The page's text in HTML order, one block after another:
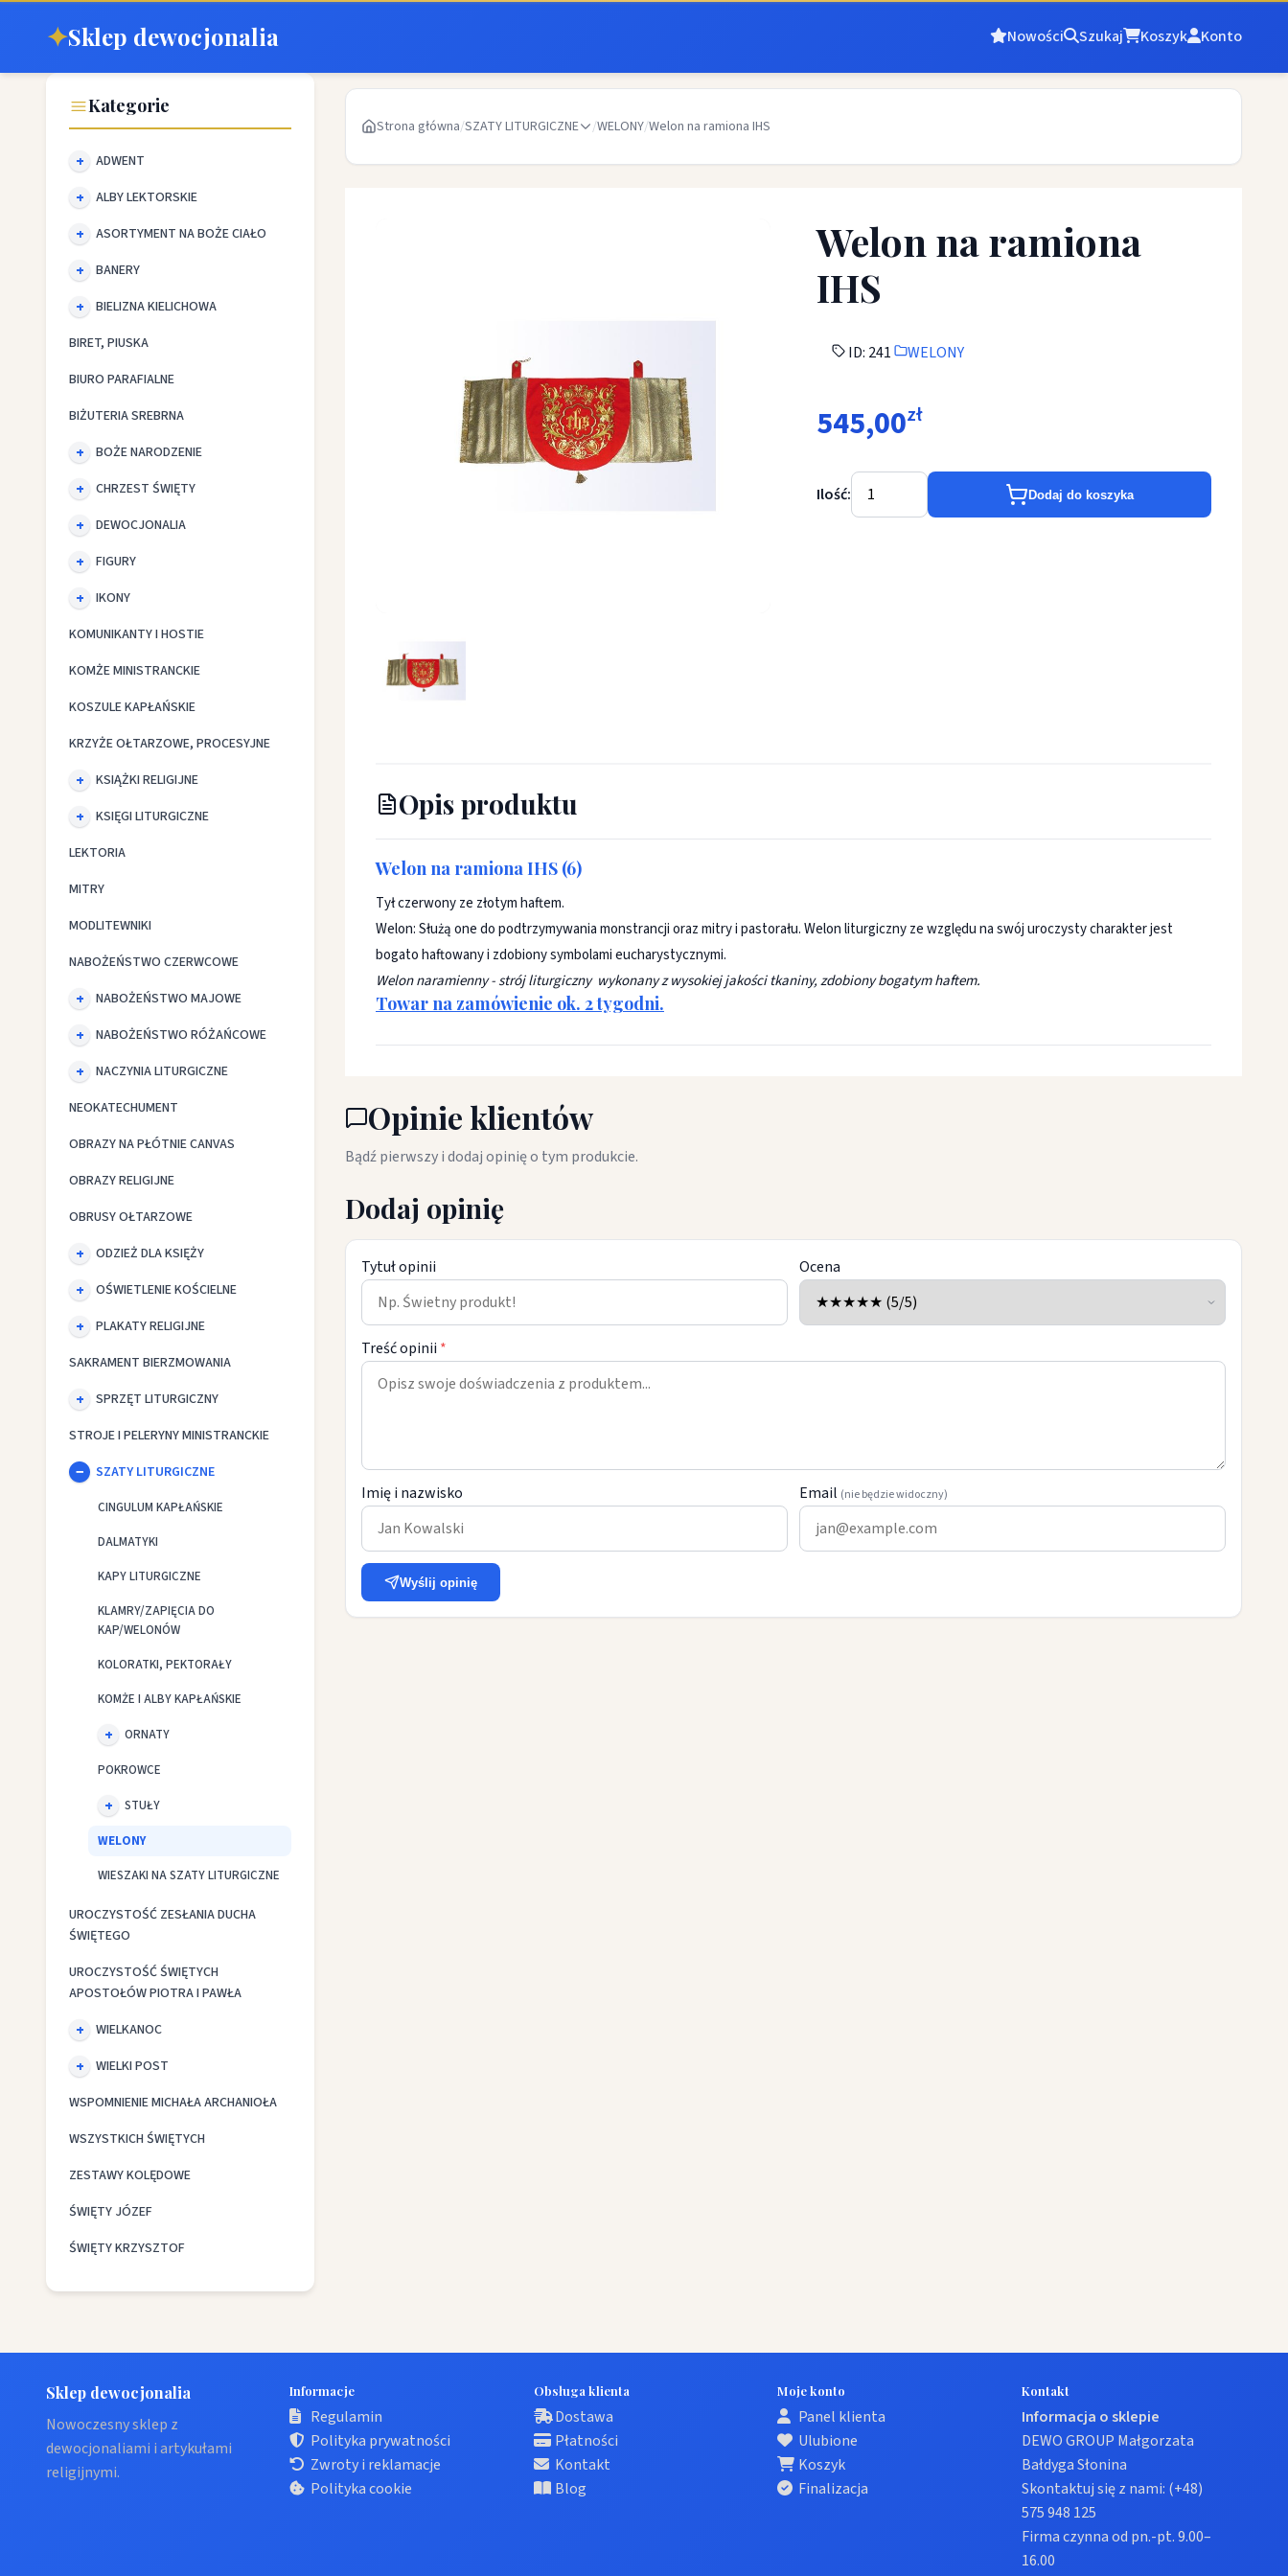
✦Sklep dewocjonalia Nowości Szukaj Koszyk Konto
Kategorie
ADWENT
ALBY LEKTORSKIE
ASORTYMENT NA BOŻE CIAŁO
BANERY
BIELIZNA KIELICHOWA
BIRET, PIUSKA
BIURO PARAFIALNE
BIŻUTERIA SREBRNA
BOŻE NARODZENIE
CHRZEST ŚWIĘTY
DEWOCJONALIA
FIGURY
IKONY
KOMUNIKANTY I HOSTIE
KOMŻE MINISTRANCKIE
KOSZULE KAPŁAŃSKIE
KRZYŻE OŁTARZOWE, PROCESYJNE
KSIĄŻKI RELIGIJNE
KSIĘGI LITURGICZNE
LEKTORIA
MITRY
MODLITEWNIKI
NABOŻEŃSTWO CZERWCOWE
NABOŻEŃSTWO MAJOWE
NABOŻEŃSTWO RÓŻAŃCOWE
NACZYNIA LITURGICZNE
NEOKATECHUMENT
OBRAZY NA PŁÓTNIE CANVAS
OBRAZY RELIGIJNE
OBRUSY OŁTARZOWE
ODZIEŻ DLA KSIĘŻY
OŚWIETLENIE KOŚCIELNE
PLAKATY RELIGIJNE
SAKRAMENT BIERZMOWANIA
SPRZĘT LITURGICZNY
STROJE I PELERYNY MINISTRANCKIE
SZATY LITURGICZNE
CINGULUM KAPŁAŃSKIE
DALMATYKI
KAPY LITURGICZNE
KLAMRY/ZAPIĘCIA DO
KAP/WELONÓW
KOLORATKI, PEKTORAŁY
KOMŻE I ALBY KAPŁAŃSKIE
ORNATY
POKROWCE
STUŁY
WELONY
WIESZAKI NA SZATY LITURGICZNE
UROCZYSTOŚĆ ZESŁANIA DUCHA
ŚWIĘTEGO
UROCZYSTOŚĆ ŚWIĘTYCH
APOSTOŁÓW PIOTRA I PAWŁA
WIELKANOC
WIELKI POST
WSPOMNIENIE MICHAŁA ARCHANIOŁA
WSZYSTKICH ŚWIĘTYCH
ZESTAWY KOLĘDOWE
ŚWIĘTY JÓZEF
ŚWIĘTY KRZYSZTOF
Strona główna/SZATY LITURGICZNE /WELONY/Welon na ramiona IHS
Welon na ramiona
IHS
ID: 241 WELONY
545,00zł
Ilość: Dodaj do koszyka
Opis produktu
Welon na ramiona IHS (6)
Tył czerwony ze złotym haftem.
Welon: Służą one do podtrzymywania monstrancji oraz mitry i pastorału. Welon liturgiczny ze względu na swój uroczysty charakter jest
bogato haftowany i zdobiony symbolami eucharystycznymi.
Welon naramienny - strój liturgiczny wykonany z wysokiej jakości tkaniny, zdobiony bogatym haftem.
Towar na zamówienie ok. 2 tygodni.
Opinie klientów
Bądź pierwszy i dodaj opinię o tym produkcie.
Dodaj opinię
Tytuł opinii Ocena
Treść opinii *
Imię i nazwisko Email (nie będzie widoczny)
Wyślij opinię
Sklep dewocjonalia
Nowoczesny sklep z
dewocjonaliami i artykułami
religijnymi.
Informacje
Regulamin
Polityka prywatności
Zwroty i reklamacje
Polityka cookie
Obsługa klienta
Dostawa
Płatności
Kontakt
Blog
Moje konto
Panel klienta
Ulubione
Koszyk
Finalizacja
Kontakt
Informacja o sklepie
DEWO GROUP Małgorzata
Bałdyga Słonina
Skontaktuj się z nami: (+48)
575 948 125
Firma czynna od pn.-pt. 9.00–
16.00